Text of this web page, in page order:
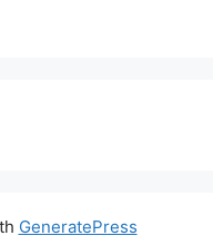
GeneratePress